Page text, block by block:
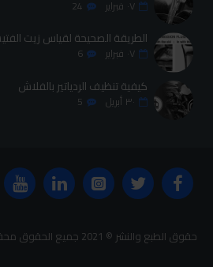
٠٧ فبراير 24
الطريقة الصحيحة لقياس زيت
٠٧ فبراير 6
كيفية تنظيف الردياتير بالفلاش
٣٠ أبريل 5
حقوق الطبع والنشر © 2021 جميع الحقوق محفوظة sabrystores.com. من تصميم-